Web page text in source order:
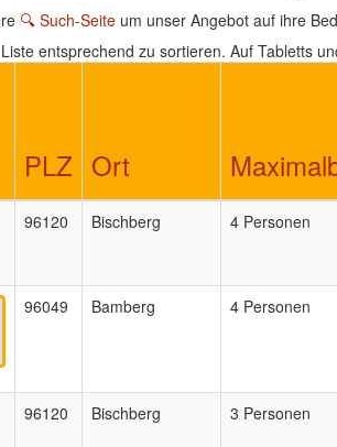
🔍 Such-Seiteum unser Angebot auf ihre
Liste entsprechend zu sortieren. Auf Tabletts
PLZ Ort
96120 Bischberg 4 Personen
96049 Bamberg 4 Personen
96120 Bischberg 3 Personen